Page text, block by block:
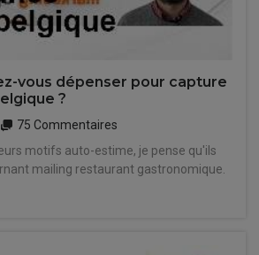
vous dépenser pour capture
?
75 Commentaires
motifs auto-estime, je pense qu'ils
mailing restaurant gastronomique.